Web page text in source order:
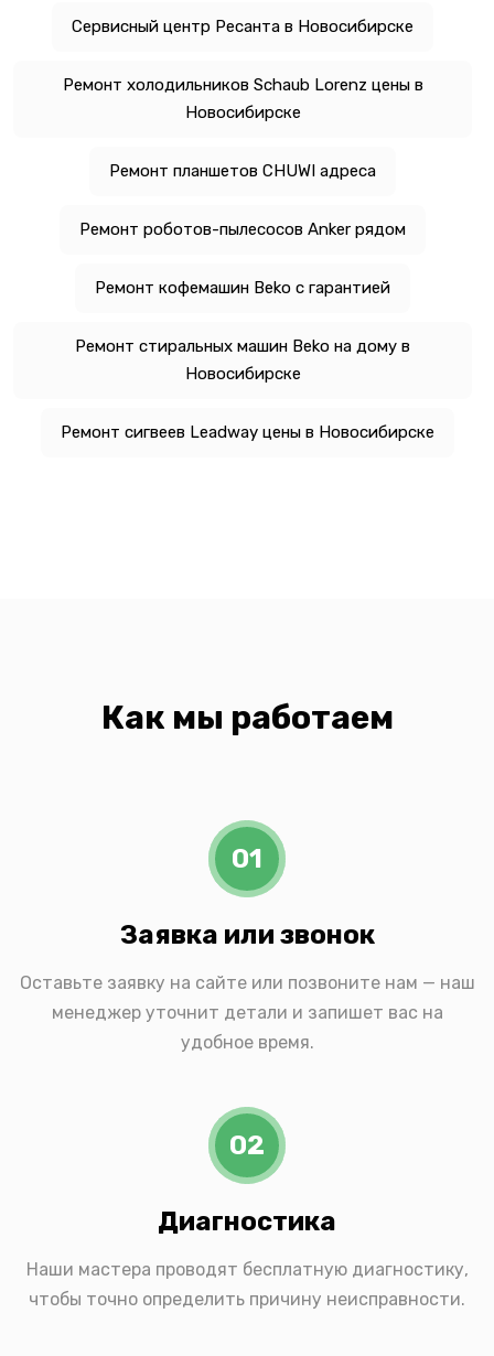
Сервисный центр Ресанта в Новосибирске
Ремонт холодильников Schaub Lorenz цены в
Новосибирске
Ремонт планшетов CHUWI адреса
Ремонт роботов-пылесосов Anker рядом
Ремонт кофемашин Beko с гарантией
Ремонт стиральных машин Beko на дому в
Новосибирске
Ремонт сигвеев Leadway цены в Новосибирске
Как мы работаем
01
Заявка или звонок
Оставьте заявку на сайте или позвоните нам — наш
менеджер уточнит детали и запишет вас на
удобное время.
02
Диагностика
Наши мастера проводят бесплатную диагностику,
чтобы точно определить причину неисправности.